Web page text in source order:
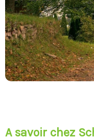
A savoir chez